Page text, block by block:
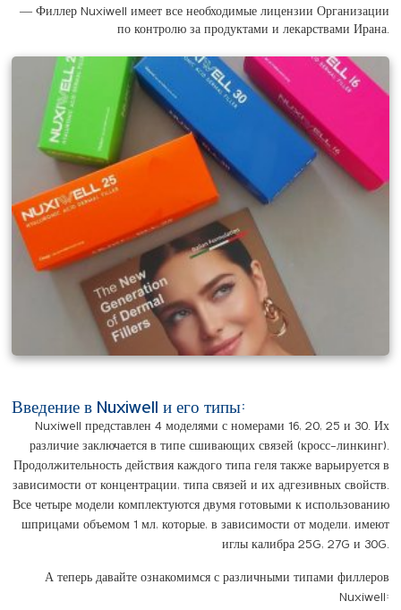
— Филлер Nuxiwell имеет все необходимые лицензии Организации
по контролю за продуктами и лекарствами Ирана.
Введение в Nuxiwell и его типы:
Nuxiwell представлен 4 моделями с номерами 16, 20, 25 и 30. Их
различие заключается в типе сшивающих связей (кросс-линкинг).
Продолжительность действия каждого типа геля также варьируется в
зависимости от концентрации, типа связей и их адгезивных свойств.
Все четыре модели комплектуются двумя готовыми к использованию
шприцами объемом 1 мл, которые, в зависимости от модели, имеют
иглы калибра 25G, 27G и 30G.
А теперь давайте ознакомимся с различными типами филлеров
Nuxiwell: